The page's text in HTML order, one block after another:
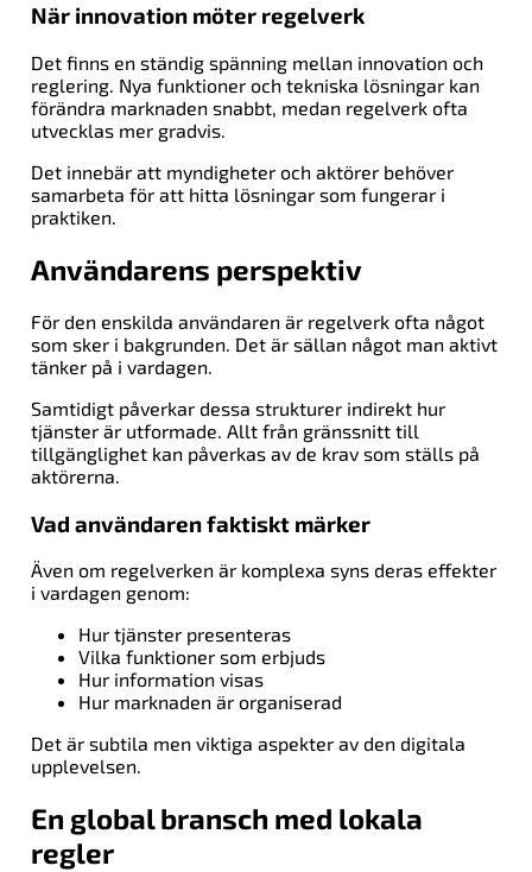
När innovation möter regelverk
Det finns en ständig spänning mellan innovation och
reglering. Nya funktioner och tekniska lösningar kan
förändra marknaden snabbt, medan regelverk ofta
utvecklas mer gradvis.
Det innebär att myndigheter och aktörer behöver
samarbeta för att hitta lösningar som fungerar i
praktiken.
Användarens perspektiv
För den enskilda användaren är regelverk ofta något
som sker i bakgrunden. Det är sällan något man aktivt
tänker på i vardagen.
Samtidigt påverkar dessa strukturer indirekt hur
tjänster är utformade. Allt från gränssnitt till
tillgänglighet kan påverkas av de krav som ställs på
aktörerna.
Vad användaren faktiskt märker
Även om regelverken är komplexa syns deras effekter
i vardagen genom:
Hur tjänster presenteras
Vilka funktioner som erbjuds
Hur information visas
Hur marknaden är organiserad
Det är subtila men viktiga aspekter av den digitala
upplevelsen.
En global bransch med lokala
regler